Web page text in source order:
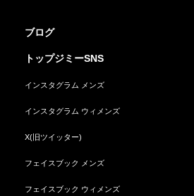
ブログ
トップジミーSNS
インスタグラム メンズ
インスタグラム ウィメンズ
X(旧ツイッター)
フェイスブック メンズ
フェイスブック ウィメンズ